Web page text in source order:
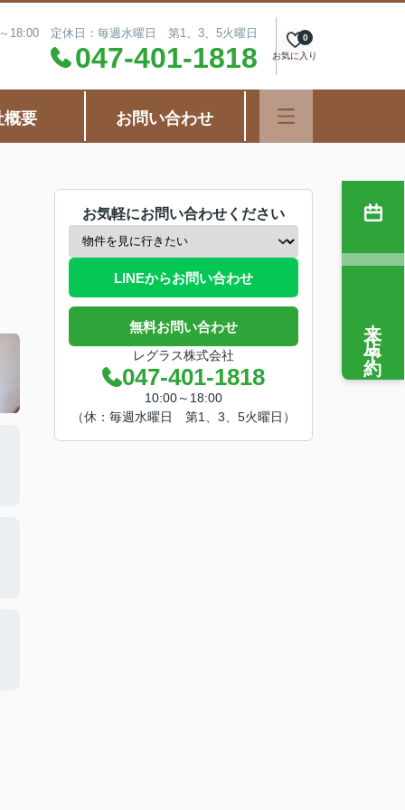
18:00 定休日：毎週水曜日 第1、3、5火曜日
047-401-1818 お気に入り
0
概要 お問い合わせ
お気軽にお問い合わせください
LINEからお問い合わせ
無料お問い合わせ
レグラス株式会社
047-401-1818
10:00～18:00
（休：毎週水曜日 第1、3、5火曜日）
来店予約